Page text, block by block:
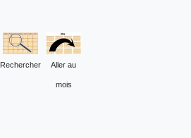
Rechercher Aller au
mois